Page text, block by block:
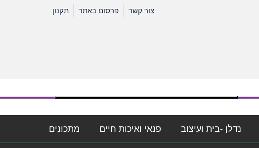
צור קשר פרסום באתר תקנון
נדלן -בית ועיצוב פנאי ואיכות חיים מתכונים